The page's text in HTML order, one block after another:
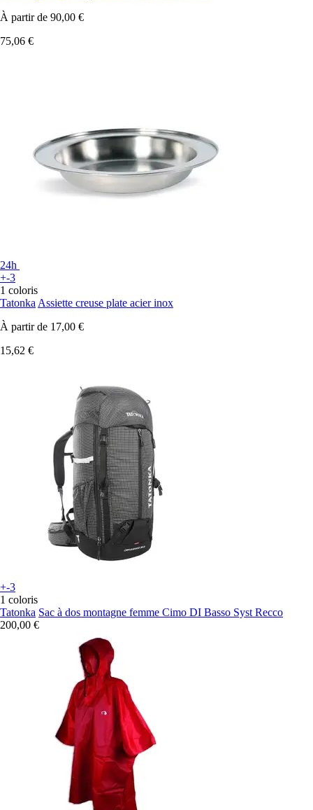
À partir de 90,00 €
75,06 €
24h
+-3
1 coloris
Tatonka Assiette creuse plate acier inox
À partir de 17,00 €
15,62 €
+-3
1 coloris
Tatonka Sac à dos montagne femme Cimo DI Basso Syst Recco
200,00 €